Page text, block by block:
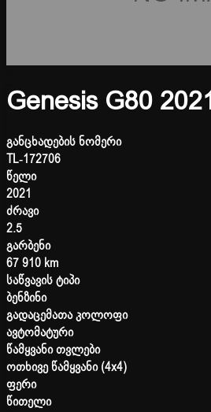
Genesis G80 2021
განცხადების ნომერი
TL-172706
წელი
2021
ძრავი
2.5
გარბენი
67 910 km
საწვავის ტიპი
ბენზინი
გადაცემათა კოლოფი
ავტომატური
წამყვანი თვლები
ოთხივე წამყვანი (4x4)
ფერი
წითელი